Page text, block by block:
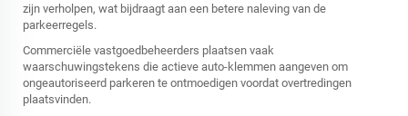
zijn verholpen, wat bijdraagt aan een betere naleving van de
parkeerregels.
Commerciële vastgoedbeheerders plaatsen vaak
waarschuwingstekens die actieve auto-klemmen aangeven om
ongeautoriseerd parkeren te ontmoedigen voordat overtredingen
plaatsvinden.